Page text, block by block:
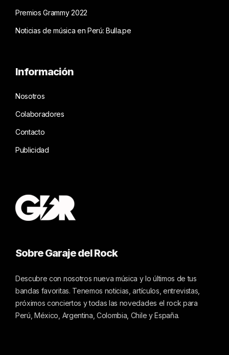
Premios Grammy 2022
Noticias de música en Perú: Bulla.pe
Información
Nosotros
Colaboradores
Contacto
Publicidad
Sobre Garaje del Rock
Descubre con nosotros nueva música y lo últimos de tus
bandas favoritas. Tenemos noticias, artículos, entrevistas,
próximos conciertos y todas las novedades el rock para
Perú, México, Argentina, Colombia, Chile y España.